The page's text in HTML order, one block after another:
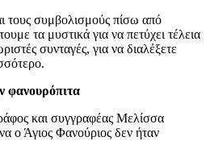
τους συμβολισμούς πίσω από
τα μυστικά για να πετύχει τέλεια
συνταγές, για να διαλέξετε
φανουρόπιτα
και συγγραφέας Μελίσσα
ο Άγιος Φανούριος δεν ήταν